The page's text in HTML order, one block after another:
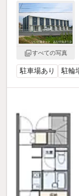
すべての写真
駐車場あり 駐輪